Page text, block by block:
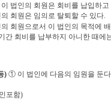
이 법인의 회원은 회비를 납입하
의 회원은 임의로 탈퇴할 수 있다.
회원으로서 이 법인의 목적에
간 회비를 납부하지 아니한 때
) ① 이 법인에 다음의 임원을 둔다
인포함)